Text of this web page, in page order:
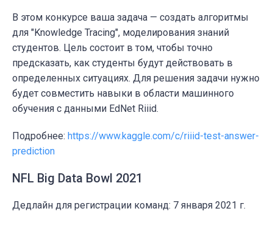
В этом конкурсе ваша задача — создать алгоритмы
для "Knowledge Tracing", моделирования знаний
студентов. Цель состоит в том, чтобы точно
предсказать, как студенты будут действовать в
определенных ситуациях. Для решения задачи нужно
будет совместить навыки в области машинного
обучения с данными EdNet Riiid.
Подробнее: https://www.kaggle.com/c/riiid-test-answer-
prediction
NFL Big Data Bowl 2021
Дедлайн для регистрации команд: 7 января 2021 г.